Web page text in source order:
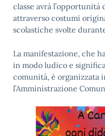
classe avrà
attraverso costumi
scolastiche svolte
La manifestazione, che
in modo ludico e
comunità, è organizzata
l’Amministrazione